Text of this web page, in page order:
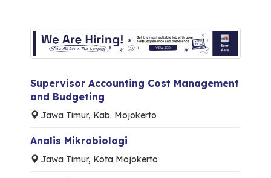
Supervisor Accounting Cost Management
and Budgeting
Jawa Timur, Kab. Mojokerto
Analis Mikrobiologi
Jawa Timur, Kota Mojokerto